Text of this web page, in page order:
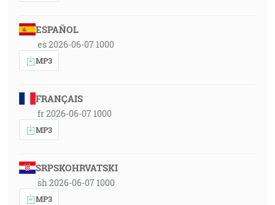
ESPAÑOL
es 2026-06-07 1000
MP3
FRANÇAIS
fr 2026-06-07 1000
MP3
SRPSKOHRVATSKI
sh 2026-06-07 1000
MP3